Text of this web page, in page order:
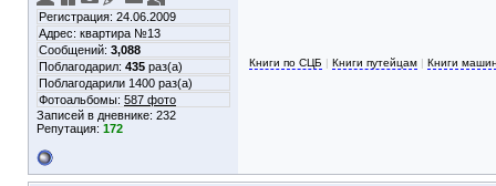
Регистрация: 24.06.2009
Адрес: квартира №13
Сообщений: 3,088
Поблагодарил: 435 раз(а)
Поблагодарили 1400 раз(а)
Фотоальбомы: 587 фото
Записей в дневнике: 232
Репутация: 172
Книги по СЦБ | Книги путейцам| Книги